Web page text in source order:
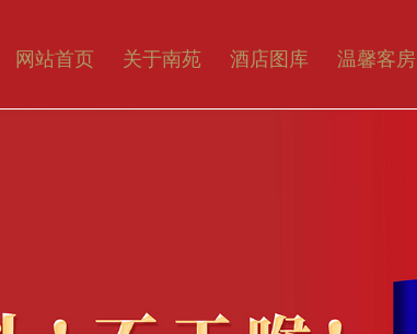
网站首页 关于南苑 酒店图库 温馨客房